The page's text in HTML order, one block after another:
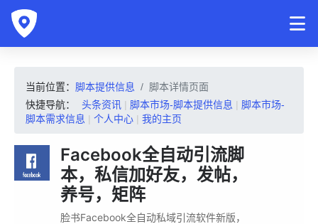
当前位置： 脚本提供信息
脚本详情页面
快捷导航：
头条资讯 | 脚本市场-脚本提供信息 | 脚本市场-
脚本需求信息 | 个人中心 | 我的主页
Facebook全自动引流脚
本，私信加好友，发帖，
养号，矩阵
脸书Facebook全自动私域引流软件新版，